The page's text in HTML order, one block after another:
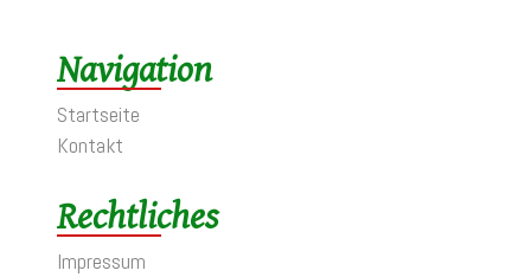
Navigation
Startseite
Kontakt
Rechtliches
Impressum